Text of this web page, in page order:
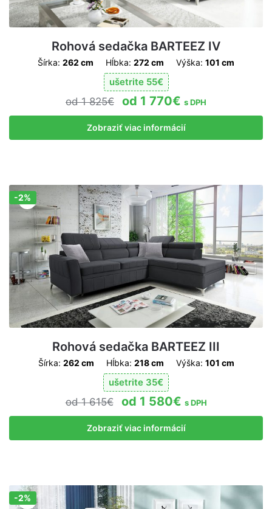
Rohová sedačka BARTEEZ IV
Šírka: 262 cm Hĺbka: 272 cm Výška: 101 cm
ušetrite 55€
1 825€ 1 770€ s DPH
Zobraziť viac informácií
Zľava!
-2%
Rohová sedačka BARTEEZ III
Šírka: 262 cm Hĺbka: 218 cm Výška: 101 cm
ušetrite 35€
1 615€ 1 580€ s DPH
Zobraziť viac informácií
Zľava!
-2%